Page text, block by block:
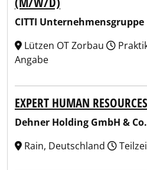
CITTI Unternehmensgruppe
Lützen OT Zorbau
Angabe
EXPERT HUMAN
Dehner Holding GmbH &
Rain, Deutschland